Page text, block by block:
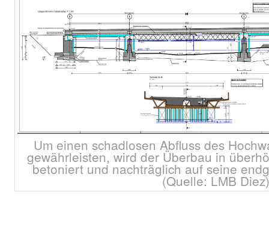
Um einen schadlosen Abfluss des
gewährleisten, wird der Überbau in
betoniert und nachträglich auf seine
(Quelle: LMB